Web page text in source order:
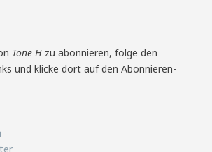
Tone H zu abonnieren, folge den
und klicke dort auf den Abonnieren-